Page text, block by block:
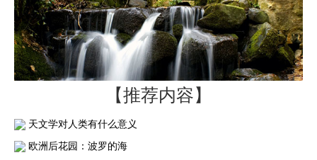
【推荐内容】
天文学对人类有什么意义
欧洲后花园：波罗的海